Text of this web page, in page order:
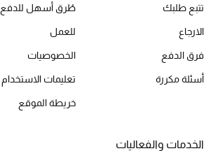
الحقائب النسائية
دليل ملتزمات الحقائب
تتبع طلبك
الارجاع
فرق الدفع
أسئلة مكررة
طُرق أسهل للدفع
للعمل
الخصوصيات
تعليمات الاستخدام
خريطة الموقع
الخدمات والفعاليات